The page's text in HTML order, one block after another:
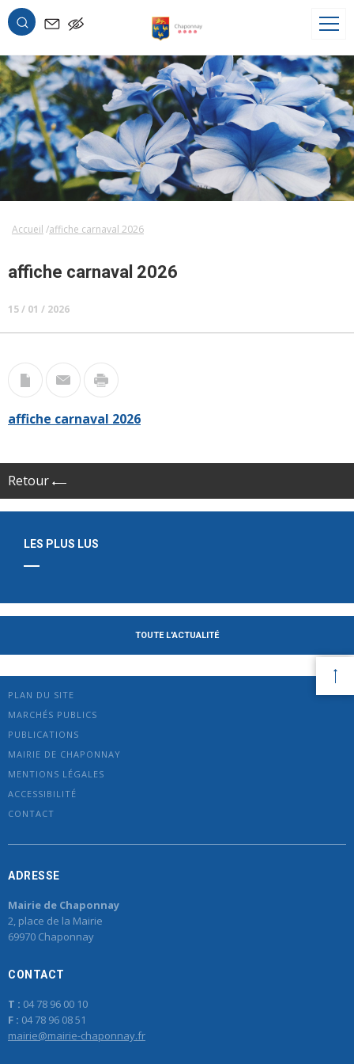
OK
Accueil affiche carnaval 2026
affiche carnaval 2026
15 / 01 / 2026
affiche carnaval 2026
Retour
LES PLUS LUS
TOUTE L'ACTUALITÉ
PLAN DU SITE
MARCHÉS PUBLICS
PUBLICATIONS
MAIRIE DE CHAPONNAY
MENTIONS LÉGALES
ACCESSIBILITÉ
CONTACT
ADRESSE
Mairie de Chaponnay
2, place de la Mairie
69970 Chaponnay
CONTACT
T : 04 78 96 00 10
F : 04 78 96 08 51
mairie@mairie-chaponnay.fr